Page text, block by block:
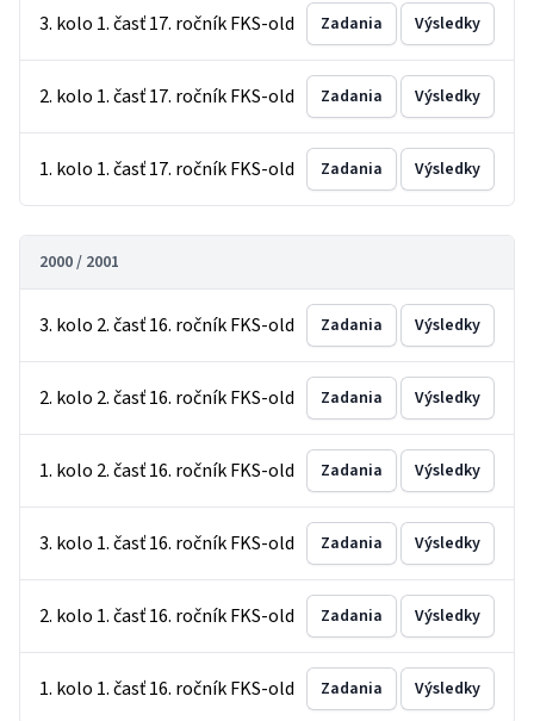
3. kolo 1. časť 17. ročník FKS-old Zadania Výsledky
2. kolo 1. časť 17. ročník FKS-old Zadania Výsledky
1. kolo 1. časť 17. ročník FKS-old Zadania Výsledky
2000 / 2001
3. kolo 2. časť 16. ročník FKS-old Zadania Výsledky
2. kolo 2. časť 16. ročník FKS-old Zadania Výsledky
1. kolo 2. časť 16. ročník FKS-old Zadania Výsledky
3. kolo 1. časť 16. ročník FKS-old Zadania Výsledky
2. kolo 1. časť 16. ročník FKS-old Zadania Výsledky
1. kolo 1. časť 16. ročník FKS-old Zadania Výsledky